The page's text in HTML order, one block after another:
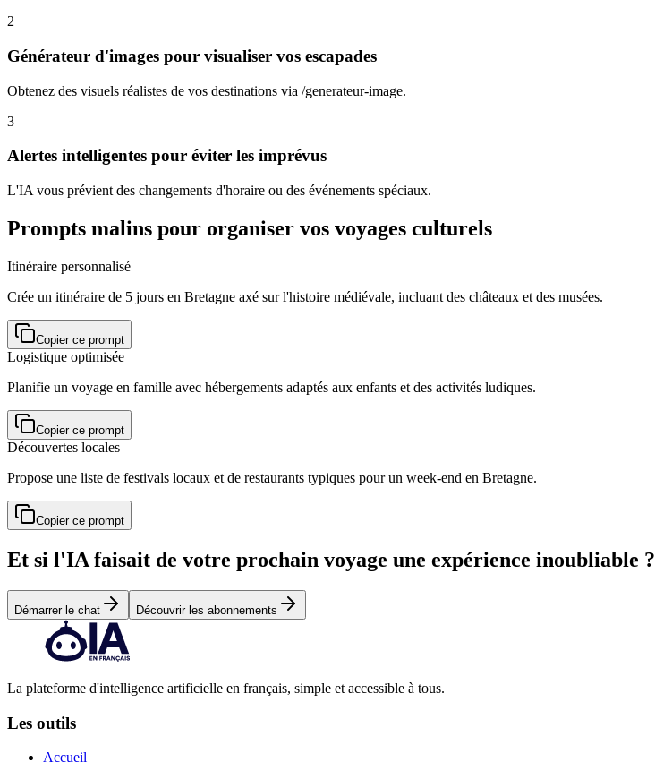
2
Générateur d'images pour visualiser vos escapades
Obtenez des visuels réalistes de vos destinations via /generateur-image.
3
Alertes intelligentes pour éviter les imprévus
L'IA vous prévient des changements d'horaire ou des événements spéciaux.
Prompts malins pour organiser vos voyages culturels
Itinéraire personnalisé
Crée un itinéraire de 5 jours en Bretagne axé sur l'histoire médiévale, incluant des châteaux et des musées.
Copier ce prompt
Logistique optimisée
Planifie un voyage en famille avec hébergements adaptés aux enfants et des activités ludiques.
Copier ce prompt
Découvertes locales
Propose une liste de festivals locaux et de restaurants typiques pour un week-end en Bretagne.
Copier ce prompt
Et si l'IA faisait de votre prochain voyage une expérience inoubliable ?
Démarrer le chat Découvrir les abonnements
La plateforme d'intelligence artificielle en français, simple et accessible à tous.
Les outils
Accueil